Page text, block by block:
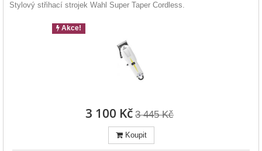
Stylový střihací strojek Wahl Super Taper Cordless.
Akce!
3 100 Kč 3 445 Kč
Koupit